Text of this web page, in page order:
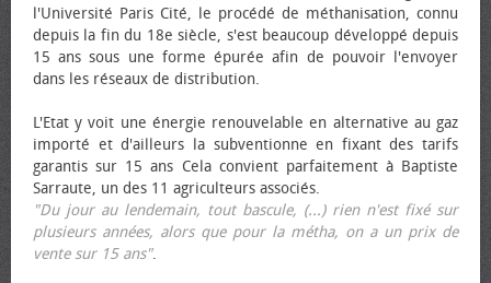
l'Université Paris Cité, le procédé de méthanisation, connu
depuis la fin du 18e siècle, s'est beaucoup développé depuis
15 ans sous une forme épurée afin de pouvoir l'envoyer
dans les réseaux de distribution.
L'Etat y voit une énergie renouvelable en alternative au gaz
importé et d'ailleurs la subventionne en fixant des tarifs
garantis sur 15 ans Cela convient parfaitement à Baptiste
Sarraute, un des 11 agriculteurs associés.
"Du jour au lendemain, tout bascule, (...) rien n'est fixé sur
plusieurs années, alors que pour la métha, on a un prix de
vente sur 15 ans".